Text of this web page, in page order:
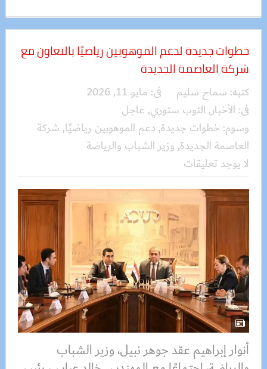
خطوات جديدة لدعم الموهوبين رياضيًا بالتعاون مع
شركة العاصمة الجديدة
كتبه: سماح سليم فى: مايو 11, 2026
فى: الأخبار, التوب ستوري, عاجل
وسوم: خطوات جديدة, دعم الموهوبين رياضيًا, شركة
العاصمة الجديدة, وزير الشباب والرياضة
لا يوجد تعليقات
أنوار إبراهيم عقد جوهر نبيل، وزير الشباب